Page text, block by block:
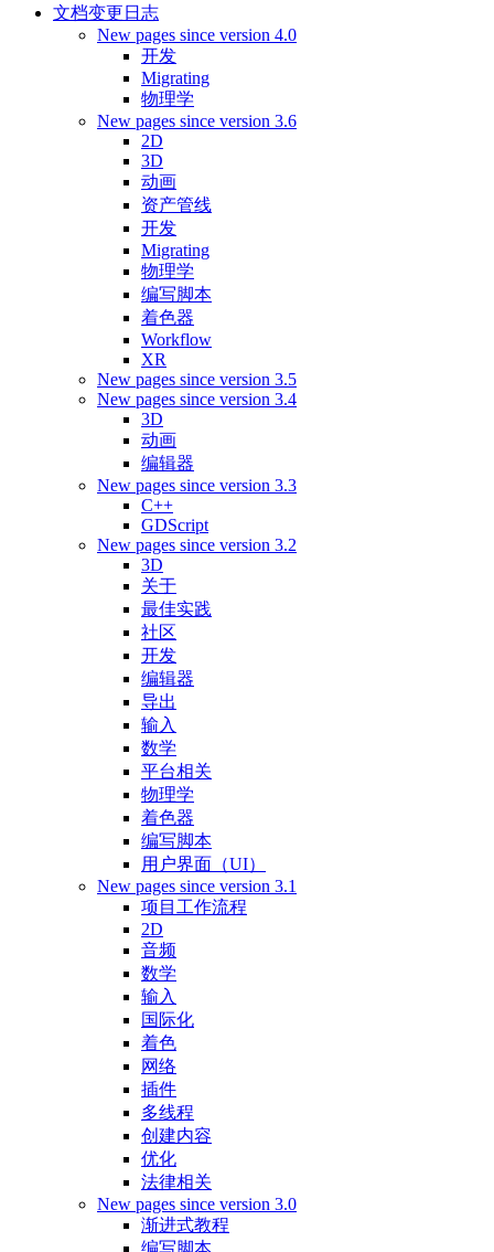
文档变更日志
New pages since version 4.0
开发
Migrating
物理学
New pages since version 3.6
2D
3D
动画
资产管线
开发
Migrating
物理学
编写脚本
着色器
Workflow
XR
New pages since version 3.5
New pages since version 3.4
3D
动画
编辑器
New pages since version 3.3
C++
GDScript
New pages since version 3.2
3D
关于
最佳实践
社区
开发
编辑器
导出
输入
数学
平台相关
物理学
着色器
编写脚本
用户界面（UI）
New pages since version 3.1
项目工作流程
2D
音频
数学
输入
国际化
着色
网络
插件
多线程
创建内容
优化
法律相关
New pages since version 3.0
渐进式教程
编写脚本